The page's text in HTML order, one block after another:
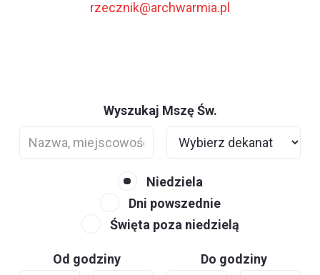
rzecznik@archwarmia.pl
Wyszukaj Mszę Św.
Niedziela
Dni powszednie
Święta poza niedzielą
Od godziny Do godziny